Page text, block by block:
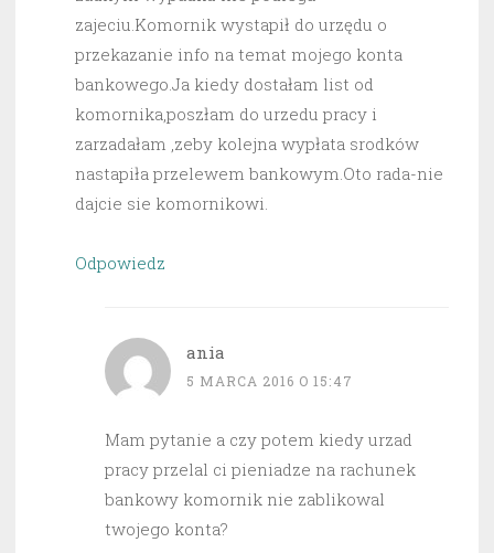
zajeciu.Komornik wystapił do urzędu o
przekazanie info na temat mojego konta
bankowego.Ja kiedy dostałam list od
komornika,poszłam do urzedu pracy i
zarzadałam ,zeby kolejna wypłata srodków
nastapiła przelewem bankowym.Oto rada-nie
dajcie sie komornikowi.
Odpowiedz
ania
5 MARCA 2016 O 15:47
Mam pytanie a czy potem kiedy urzad
pracy przelal ci pieniadze na rachunek
bankowy komornik nie zablikowal
twojego konta?